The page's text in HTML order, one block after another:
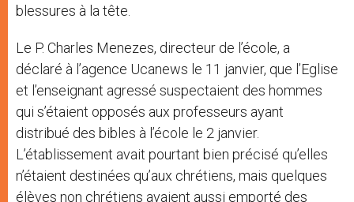
blessures à la tête.
Le P. Charles Menezes, directeur de l’école, a
déclaré à l’agence Ucanews le 11 janvier, que l’Eglise
et l’enseignant agressé suspectaient des hommes
qui s’étaient opposés aux professeurs ayant
distribué des bibles à l’école le 2 janvier.
L’établissement avait pourtant bien précisé qu’elles
n’étaient destinées qu’aux chrétiens, mais quelques
élèves non chrétiens avaient aussi emporté des